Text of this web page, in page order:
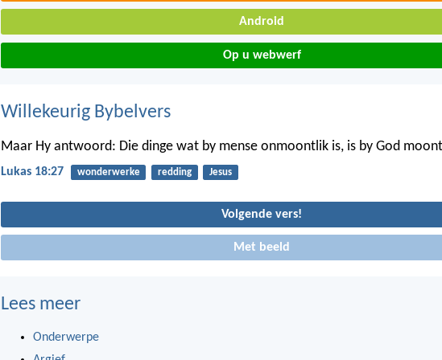
Android
Op u webwerf
Willekeurig Bybelvers
Maar Hy antwoord: Die dinge wat by mense onmoontlik is, is by God
Lukas 18:27 wonderwerke redding Jesus
Volgende vers!
Met beeld
Lees meer
Onderwerpe